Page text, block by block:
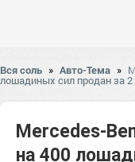
Вся соль » Авто-Тема »
лошадиных сил продан за 2
Mercedes-
на 400